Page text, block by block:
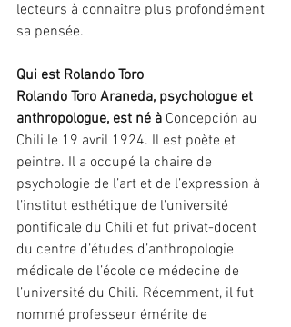
lecteurs à connaître plus profondément
sa pensée.
Qui est Rolando Toro
Rolando Toro Araneda, psychologue et
anthropologue, est né à Concepción au
Chili le 19 avril 1924. Il est poète et
peintre. Il a occupé la chaire de
psychologie de l’art et de l’expression à
l’institut esthétique de l’université
pontificale du Chili et fut privat-docent
du centre d’études d’anthropologie
médicale de l’école de médecine de
l’université du Chili. Récemment, il fut
nommé professeur émérite de